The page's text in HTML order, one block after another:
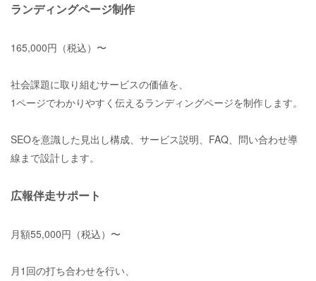
ランディングページ制作
165,000円（税込）〜
社会課題に取り組むサービスの価値を、
1ページでわかりやすく伝えるランディングページを制作します。
SEOを意識した見出し構成、サービス説明、FAQ、問い合わせ導
線まで設計します。
広報伴走サポート
月額55,000円（税込）〜
月1回の打ち合わせを行い、